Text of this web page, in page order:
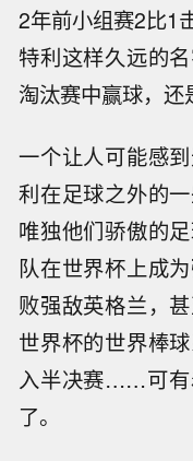
2年前小组赛2比1
特利这样久远的
淘汰赛中赢球，还
一个让人可能感
利在足球之外的
唯独他们骄傲的
队在世界杯上成
败强敌英格兰，
世界杯的世界棒
入半决赛……可有
了。